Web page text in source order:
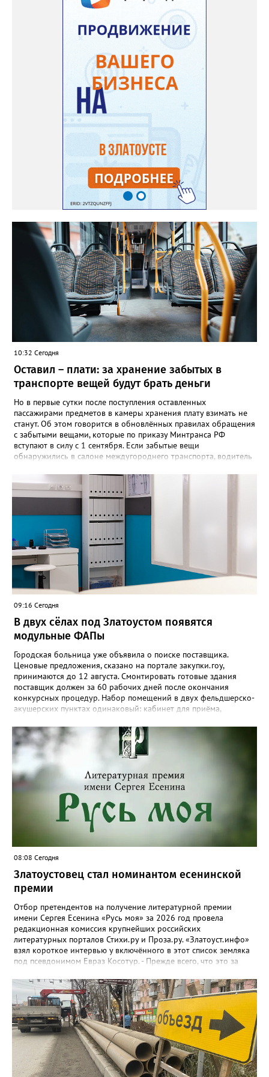
которое горожане оставили в сообществе «Текслер, помоги!»
во ВКонтакте (стиль, орфография и пунктуация авторские). Под
обращением есть видео – его автор под ником Елена
Александровна, прогулявшись по улице Кирова, приходит к
«источнику», откуда начинается поток. Официальных
комментариев под обращением пока нет.
10:32 Сегодня
Оставил – плати: за хранение забытых в
транспорте вещей будут брать деньги
Но в первые сутки после поступления оставленных
пассажирами предметов в камеры хранения плату взимать не
станут. Об этом говорится в обновлённых правилах обращения
с забытыми вещами, которые по приказу Минтранса РФ
вступают в силу с 1 сентября. Если забытые вещи
обнаружились в салоне междугороднего транспорта, водитель
владельца автовокзала в конечном пункте маршрута либо
перевозчику. После чего вещи направляют в бюро находок.
Чтобы вернуть забытое, пассажиру придётся подтвердить
приметы. Златоустовцам, оставившим вещи в городском
транспорте, советуют обращаться по телефонам +7 (3513) 666-
462 – если пропажа произошла в автобусе, +7 (3513) 673-292 –
если в трамвае. «Также уточнить информацию о забытых
вещах можно по адресу: Златоуст, улица Карла Маркса, 2, -
напоминают в муниципальном «Автохозяйстве». - Не
откладывайте звонок — возможно, ваши вещи уже найдены!»
09:16 Сегодня
В двух сёлах под Златоустом появятся
модульные ФАПы
Городская больница уже объявила о поиске поставщика.
Ценовые предложения, сказано на портале закупки.гоу,
принимаются до 12 августа. Смонтировать готовые здания
поставщик должен за 60 рабочих дней после окончания
конкурсных процедур. Набор помещений в двух фельдшерско-
акушерских пунктах одинаковый: кабинет для приёма,
также комната для хранения лекарственных препаратов и
другие вспомогательные. В Веселовке новый ФАП
расположится на участке №58 по улице Ленина, в Кувашах –
на Советской, 79.
08:08 Сегодня
Златоустовец стал номинантом есенинской
премии
Отбор претендентов на получение литературной премии
имени Сергея Есенина «Русь моя» за 2026 год провела
редакционная комиссия крупнейших российских
литературных порталов Стихи.ру и Проза.ру. «Златоуст.инфо»
взял короткое интервью у включённого в этот список земляка
под псевдонимом Евраз Косотур. - Прежде всего, что это за
«Русь моя» ежегодная, её вручают в канун дня рождения
великого русского поэта. Я о ней узнал на сайте стихи.ру,
подал заявку, особо ни на что не рассчитывая. А потом мне
позвонили, сказали, что я подхожу. - Как давно пишете и о чём?
- Пишу давно, но обычно кидал в стол или отправлял
знакомым, друзьям. С 2024 года публикую на Author.Today, с
марта этого года - на стихи.ру. Кстати, я про этот сайт узнал от
своего подписчика в Телеграм. Он долго восторгался стихами, а
потом был удивлён, что не нашел меня на стихи.ру. Ну я и